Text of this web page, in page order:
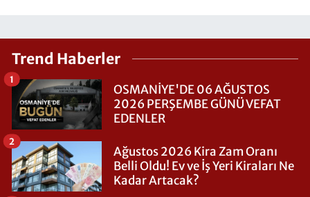
Trend Haberler
OSMANİYE'DE 06 AĞUSTOS
2026 PERŞEMBE GÜNÜ VEFAT
EDENLER
1
Ağustos 2026 Kira Zam Oranı
Belli Oldu! Ev ve İş Yeri Kiraları Ne
Kadar Artacak?
2